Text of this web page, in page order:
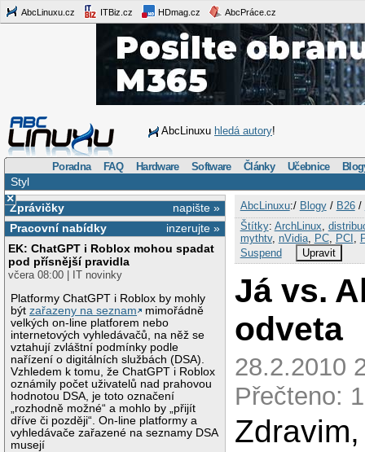
AbcLinuxu.cz ITBiz.cz HDmag.cz AbcPráce.cz
AbcLinuxu hledá autory!
Poradna FAQ Hardware Software Články Učebnice
Styl
×
napište »
Zprávičky
inzerujte »
Pracovní nabídky
EK: ChatGPT i Roblox mohou spadat
pod přísnější pravidla
včera 08:00 | IT novinky
Platformy ChatGPT i Roblox by mohly
býtzařazeny na seznam
mimořádně
velkých on-line platforem nebo
internetových vyhledávačů, na něž se
vztahují zvláštní podmínky podle
nařízení o digitálních službách (DSA).
Vzhledem k tomu, že ChatGPT i Roblox
oznámily počet uživatelů nad prahovou
hodnotou DSA, je toto označení
„rozhodně možné“ a mohlo by „přijít
dříve či později“. On-line platformy a
vyhledávače zařazené na seznamy DSA
musejí
AbcLinuxu:/ Blogy/ B26/
Štítky: ArchLinux
mythtv, nVidia, PC, PCI
Suspend
Upravit
Já vs.
odveta
28.2.2010
Přečteno:
Zdravim,